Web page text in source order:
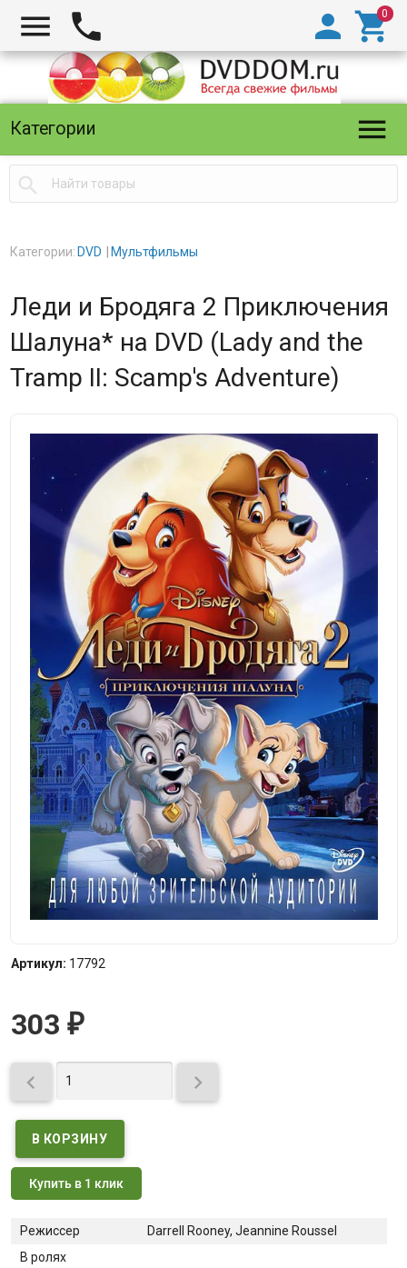
  

Категории 

Категории: DVD Мультфильмы
Леди и Бродяга 2 Приключения
Шалуна* на DVD (Lady and the
Tramp II: Scamp's Adventure)
Артикул: 17792
303 ₽
 
Купить в 1 клик
Режиссер
Darrell Rooney, Jeannine Roussel
В ролях